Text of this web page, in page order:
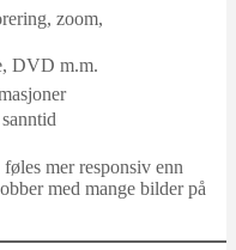
zoom,
DVD m.m.
mer responsiv enn
med mange bilder på